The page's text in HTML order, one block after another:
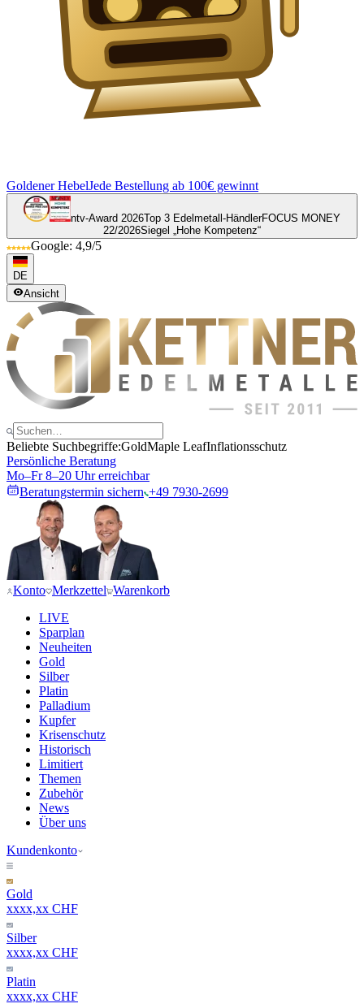
Goldener HebelJede Bestellung ab 100€ gewinnt
ntv-Award 2026Top 3 Edelmetall-HändlerFOCUS MONEY
22/2026Siegel „Hohe Kompetenz“
Google: 4,9/5
DE
Ansicht
Beliebte Suchbegriffe:GoldMaple LeafInflationsschutz
Persönliche Beratung
Mo–Fr 8–20 Uhr erreichbar
Beratungstermin sichern +49 7930-2699
Konto Merkzettel Warenkorb
LIVE
Sparplan
Neuheiten
Gold
Silber
Platin
Palladium
Kupfer
Krisenschutz
Historisch
Limitiert
Themen
Zubehör
News
Über uns
Kundenkonto
Gold
xxxx,xx CHF
Silber
xxxx,xx CHF
Platin
xxxx,xx CHF